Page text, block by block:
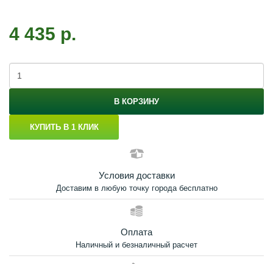
4 435 р.
В КОРЗИНУ
КУПИТЬ В 1 КЛИК
Условия доставки
Доставим в любую точку города бесплатно
Оплата
Наличный и безналичный расчет